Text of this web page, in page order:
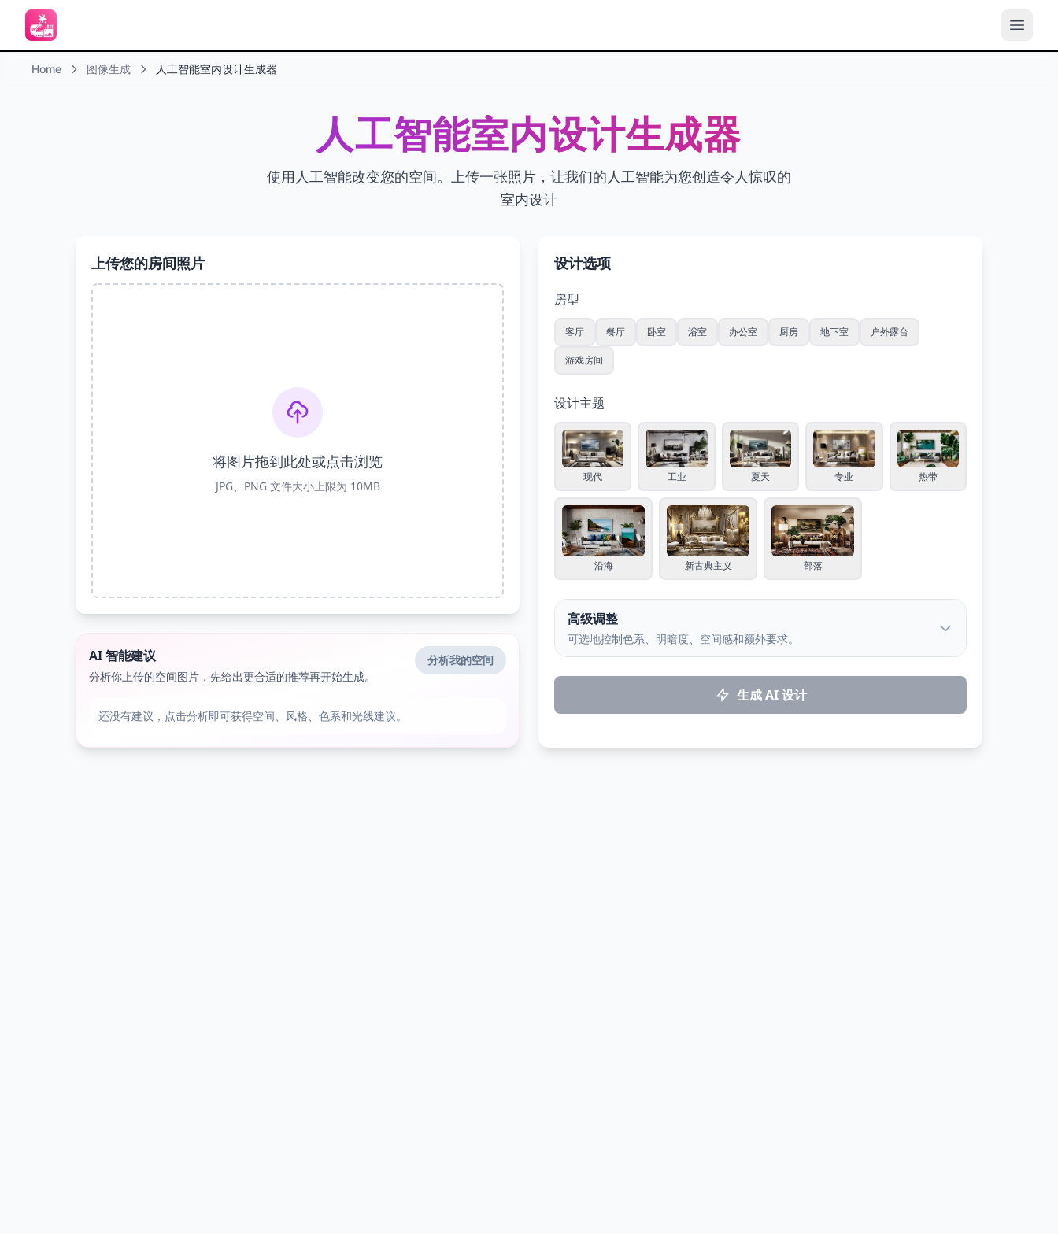
Home 图像生成 人工智能室内设计生成器
人工智能室内设计生成器
使用人工智能改变您的空间。上传一张照片，让我们的人工智能为您创造令人惊叹的
室内设计
上传您的房间照片
将图片拖到此处或点击浏览
JPG、PNG 文件大小上限为 10MB
AI 智能建议
分析你上传的空间图片，先给出更合适的推荐再开始生成。
分析我的空间
还没有建议，点击分析即可获得空间、风格、色系和光线建议。
设计选项
房型
客厅 餐厅 卧室 浴室 办公室 厨房 地下室 户外露台
游戏房间
设计主题
现代 工业 夏天 专业 热带
沿海 新古典主义 部落
高级调整
可选地控制色系、明暗度、空间感和额外要求。
生成 AI 设计